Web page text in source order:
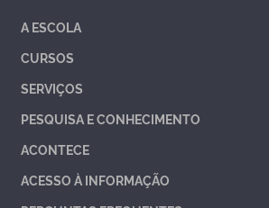
A ESCOLA
CURSOS
SERVIÇOS
PESQUISA E CONHECIMENTO
ACONTECE
ACESSO À INFORMAÇÃO